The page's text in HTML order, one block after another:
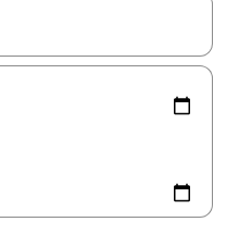
disponíveis, explore-os